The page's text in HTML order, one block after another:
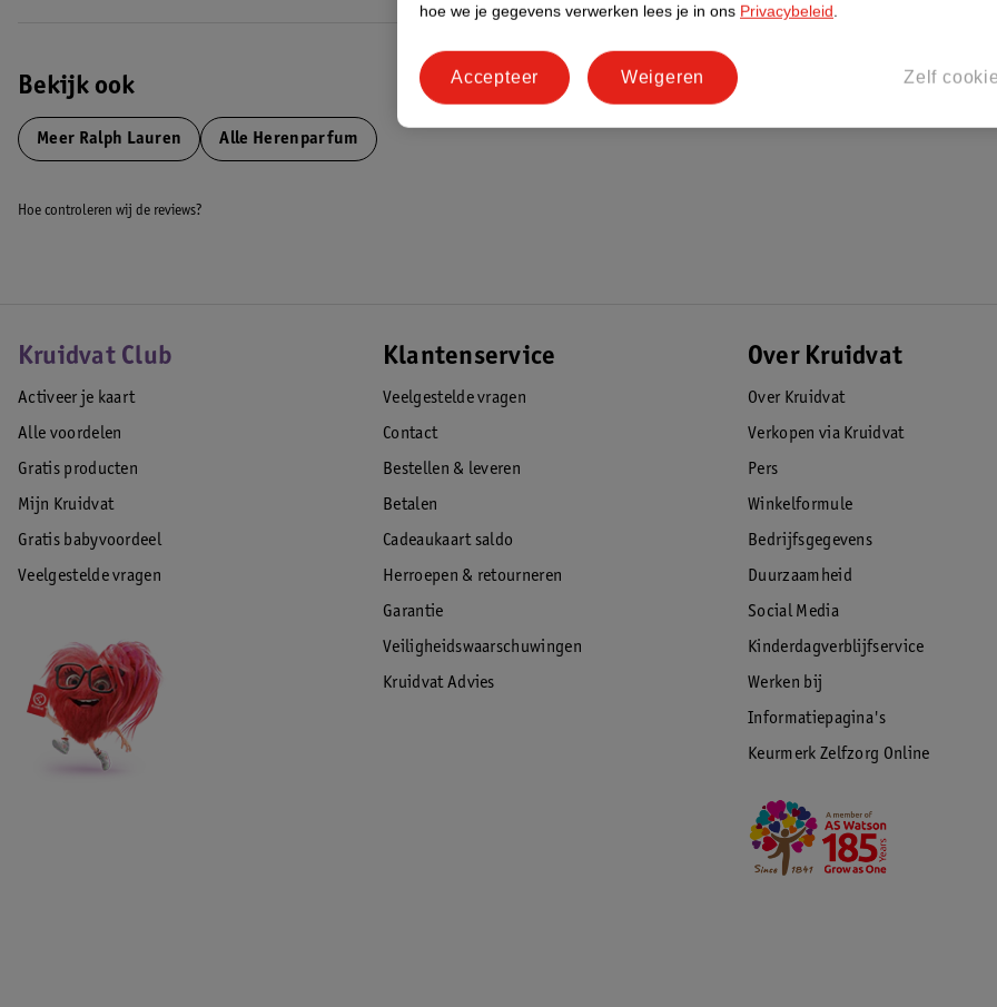
Bekijk ook
Meer Ralph Lauren Alle Herenparfum
Hoe controleren wij de reviews?
Kruidvat Club
Activeer je kaart
Alle voordelen
Gratis producten
Mijn Kruidvat
Gratis babyvoordeel
Veelgestelde vragen
Klantenservice
Veelgestelde vragen
Contact
Bestellen & leveren
Betalen
Cadeaukaart saldo
Herroepen & retourneren
Garantie
Veiligheidswaarschuwingen
Kruidvat Advies
Over Kruidvat
Over Kruidvat
Verkopen via Kruidvat
Pers
Winkelformule
Bedrijfsgegevens
Duurzaamheid
Social Media
Kinderdagverblijfservice
Werken bij
Informatiepagina's
Keurmerk Zelfzorg Online
hoe we je gegevens verwerken lees je in ons Privacybeleid.
Zelf
Weigeren
Accepteer